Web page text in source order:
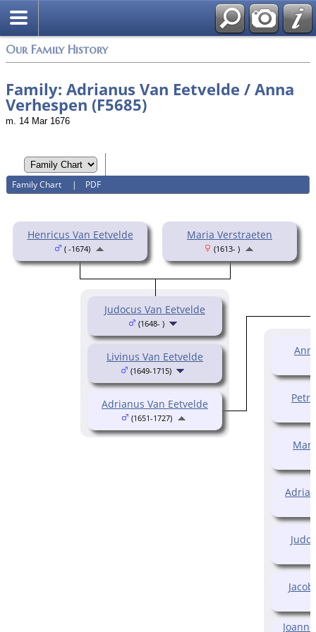
Our Family History
Family: Adrianus Van Eetvelde / Anna
Verhespen (F5685)
m. 14 Mar 1676
Family Chart | PDF
Henricus Van Eetvelde
( -1674)
Maria Verstraeten
(1613- )
Judocus Van Eetvelde
(1648- )
Livinus Van Eetvelde
(1649-1715)
Adrianus Van Eetvelde
(1651-1727)